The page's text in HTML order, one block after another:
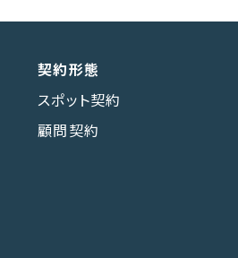
契約形態
スポット契約
顧問契約